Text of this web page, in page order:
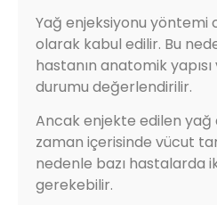
Yağ enjeksiyonu yöntemi
olarak kabul edilir. Bu
hastanın anatomik
durumu değerlendirilir.
Ancak enjekte edilen yağ
zaman içerisinde vücut
nedenle bazı hastalarda
gerekebilir.